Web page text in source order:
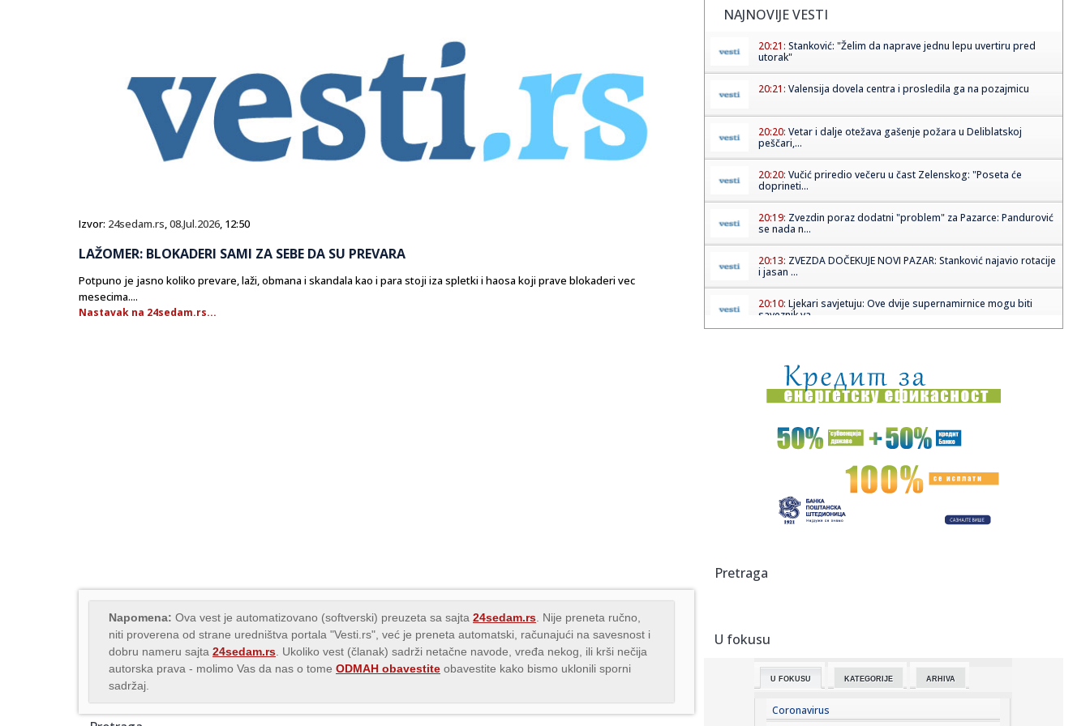
Izvor: 24sedam.rs,08.Jul.2026, 12:50
LAŽOMER: BLOKADERI SAMI ZA SEBE DA SU PREVARA
Potpuno je jasno koliko prevare, laži, obmana i skandala kao i para stoji iza spletki i haosa koji prave blokaderi vec
mesecima....
Nastavak na 24sedam.rs...
Napomena: Ova vest je automatizovano (softverski) preuzeta sa sajta 24sedam.rs . Nije preneta ručno,
niti proverena od strane uredništva portala "Vesti.rs", već je preneta automatski, računajući na savesnost i
dobru nameru sajta 24sedam.rs . Ukoliko vest (članak) sadrži netačne navode, vređa nekog, ili krši nečija
autorska prava - molimo Vas da nas o tome ODMAH obavestite obavestite kako bismo uklonili sporni
sadržaj.
NAJNOVIJE VESTI
20:21: Stanković: "Želim da naprave jednu lepu uvertiru pred
utorak"
20:21: Valensija dovela centra i prosledila ga na pozajmicu
20:20: Vetar i dalje otežava gašenje požara u Deliblatskoj
peščari,...
20:20: Vučić priredio večeru u čast Zelenskog: "Poseta će
doprineti...
20:19: Zvezdin poraz dodatni "problem" za Pazarce: Pandurović
se nada n...
20:13: ZVEZDA DOČEKUJE NOVI PAZAR: Stanković najavio rotacije
i jasan ...
20:10: Ljekari savjetuju: Ove dvije supernamirnice mogu biti
saveznik va...
20:06:Vučić sutra sa Zelenskim u Palati Srbija; Tri ključne teme
raz...
20:01:Barselona zaradila više od 3.000.000 evra od odlazaka
ovog leta
Na +40 stepeni u gradu nosimo ove lagane i šik
19:59:EU ošto zapretila: Ukinite "zlatne pasoše" ili ostajete bez
otkazivanje...
19:53:
19:51:
Veliki požar kod Konjica ne posustaje: U pomoć upućeni
Pretraga
U fokusu
U FOKUSU KATEGORIJE ARHIVA
Coronavirus